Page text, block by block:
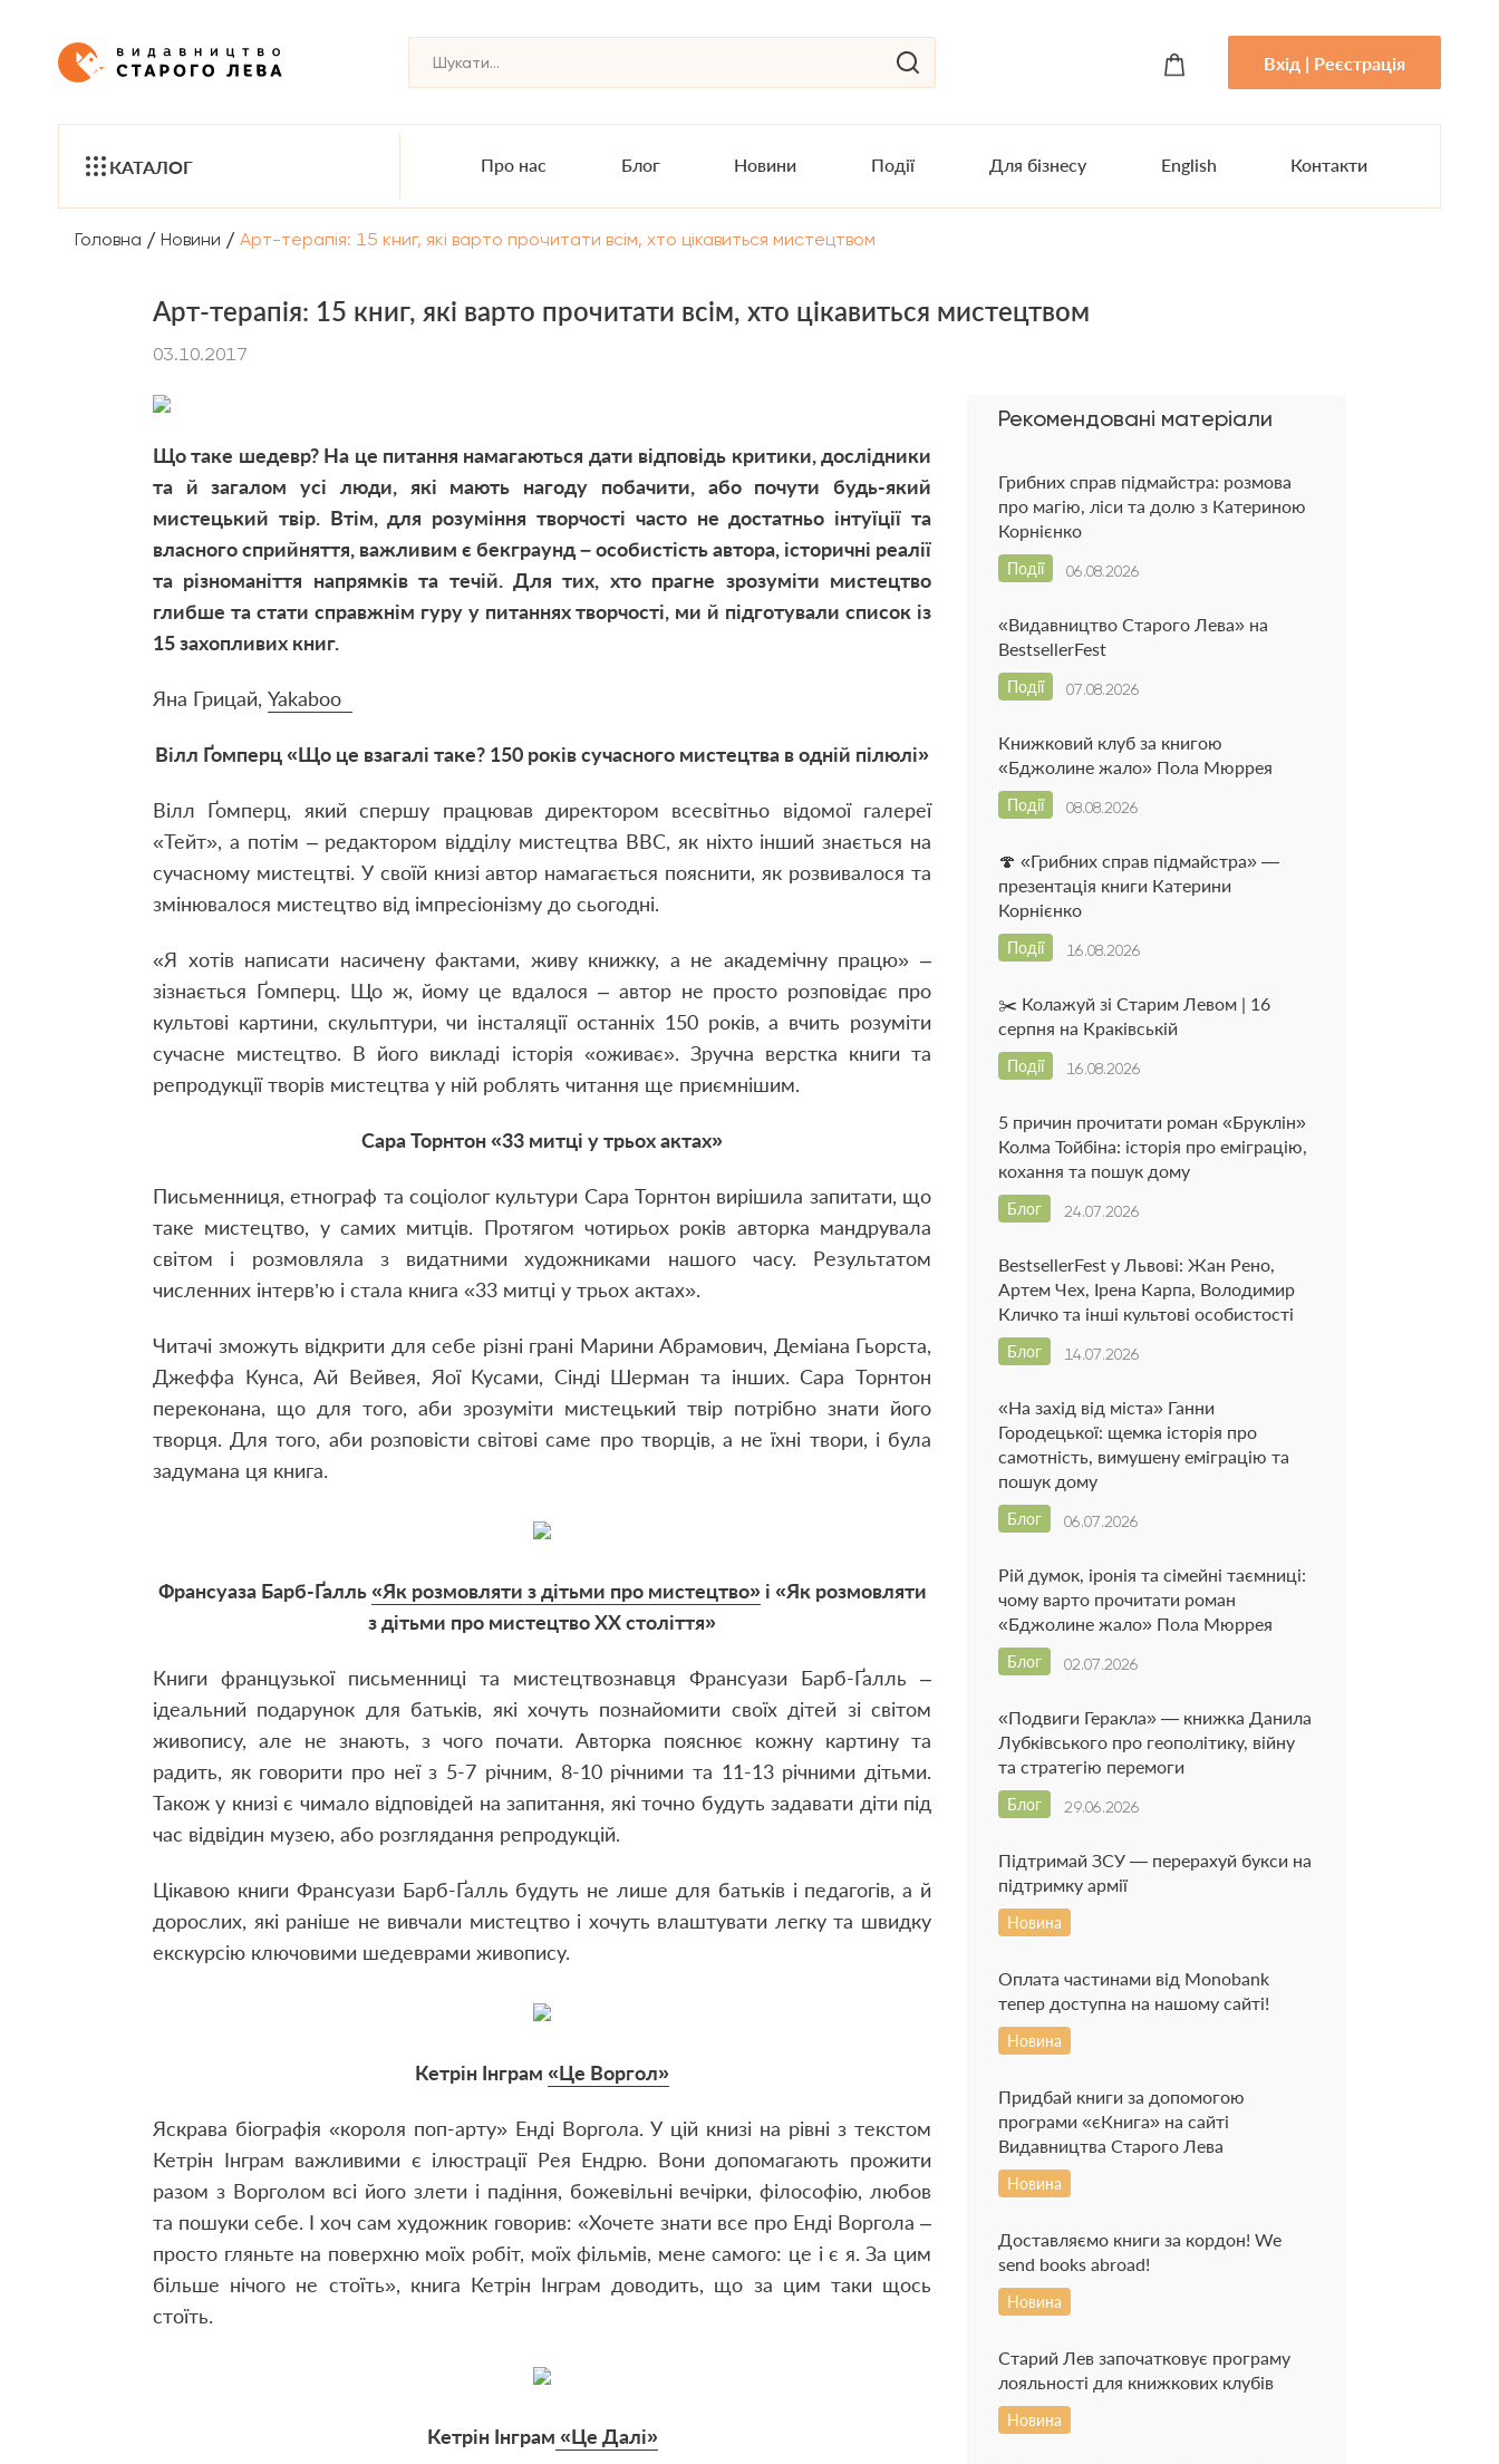
Вхід | Реєстрація
КАТАЛОГ Про нас Блог Новини Події Для бізнесу English Контакти
Головна / Новини / Арт-терапія: 15 книг, які варто прочитати всім, хто цікавиться мистецтвом
Арт-терапія: 15 книг, які варто прочитати всім, хто цікавиться мистецтвом
03.10.2017
Що таке шедевр? На це питання намагаються дати відповідь критики, дослідники
та й загалом усі люди, які мають нагоду побачити, або почути будь-який
мистецький твір. Втім, для розуміння творчості часто не достатньо інтуїції та
власного сприйняття, важливим є бекграунд – особистість автора, історичні реалії
та різноманіття напрямків та течій. Для тих, хто прагне зрозуміти мистецтво
глибше та стати справжнім гуру у питаннях творчості, ми й підготували список із
15 захопливих книг.
Яна Грицай, Yakaboo
Вілл Ґомперц «Що це взагалі таке? 150 років сучасного мистецтва в одній пілюлі»
Вілл Ґомперц, який спершу працював директором всесвітньо відомої галереї
«Тейт», а потім – редактором відділу мистецтва ВВС, як ніхто інший знається на
сучасному мистецтві. У своїй книзі автор намагається пояснити, як розвивалося та
змінювалося мистецтво від імпресіонізму до сьогодні.
«Я хотів написати насичену фактами, живу книжку, а не академічну працю» –
зізнається Ґомперц. Що ж, йому це вдалося – автор не просто розповідає про
культові картини, скульптури, чи інсталяції останніх 150 років, а вчить розуміти
сучасне мистецтво. В його викладі історія «оживає». Зручна верстка книги та
репродукції творів мистецтва у ній роблять читання ще приємнішим.
Сара Торнтон «33 митці у трьох актах»
Письменниця, етнограф та соціолог культури Сара Торнтон вирішила запитати, що
таке мистецтво, у самих митців. Протягом чотирьох років авторка мандрувала
світом і розмовляла з видатними художниками нашого часу. Результатом
численних інтерв’ю і стала книга «33 митці у трьох актах».
Читачі зможуть відкрити для себе різні грані Марини Абрамович, Деміана Гьорста,
Джеффа Кунса, Ай Вейвея, Яої Кусами, Сінді Шерман та інших. Сара Торнтон
переконана, що для того, аби зрозуміти мистецький твір потрібно знати його
творця. Для того, аби розповісти світові саме про творців, а не їхні твори, і була
задумана ця книга.
Франсуаза Барб-Ґалль«Як розмовляти з дітьми про мистецтво»і «Як розмовляти
з дітьми про мистецтво ХХ століття»
Книги французької письменниці та мистецтвознавця Франсуази Барб-Ґалль –
ідеальний подарунок для батьків, які хочуть познайомити своїх дітей зі світом
живопису, але не знають, з чого почати. Авторка пояснює кожну картину та
радить, як говорити про неї з 5-7 річним, 8-10 річними та 11-13 річними дітьми.
Також у книзі є чимало відповідей на запитання, які точно будуть задавати діти під
час відвідин музею, або розглядання репродукцій.
Цікавою книги Франсуази Барб-Ґалль будуть не лише для батьків і педагогів, а й
дорослих, які раніше не вивчали мистецтво і хочуть влаштувати легку та швидку
екскурсію ключовими шедеврами живопису.
Кетрін Інграм «Це Воргол»
Яскрава біографія «короля поп-арту» Енді Воргола. У цій книзі на рівні з текстом
Кетрін Інграм важливими є ілюстрації Рея Ендрю. Вони допомагають прожити
разом з Ворголом всі його злети і падіння, божевільні вечірки, філософію, любов
та пошуки себе. І хоч сам художник говорив: «Хочете знати все про Енді Воргола –
просто гляньте на поверхню моїх робіт, моїх фільмів, мене самого: це і є я. За цим
більше нічого не стоїть», книга Кетрін Інграм доводить, що за цим таки щось
стоїть.
Кетрін Інграм «Це Далі»
Рекомендовані матеріали
Грибних справ підмайстра: розмова
про магію, ліси та долю з Катериною
Корнієнко
06.08.2026
Події
«Видавництво Старого Лева» на
BestsellerFest
07.08.2026
Події
Книжковий клуб за книгою
«Бджолине жало» Пола Мюррея
08.08.2026
Події
🍄 «Грибних справ підмайстра» —
презентація книги Катерини
Корнієнко
16.08.2026
Події
✂️ Колажуй зі Старим Левом | 16
серпня на Краківській
16.08.2026
Події
5 причин прочитати роман «Бруклін»
Колма Тойбіна: історія про еміграцію,
кохання та пошук дому
24.07.2026
Блог
BestsellerFest у Львові: Жан Рено,
Артем Чех, Ірена Карпа, Володимир
Кличко та інші культові особистості
14.07.2026
Блог
«На захід від міста» Ганни
Городецької: щемка історія про
самотність, вимушену еміграцію та
пошук дому
06.07.2026
Блог
Рій думок, іронія та сімейні таємниці:
чому варто прочитати роман
«Бджолине жало» Пола Мюррея
02.07.2026
Блог
«Подвиги Геракла» — книжка Данила
Лубківського про геополітику, війну
та стратегію перемоги
29.06.2026
Блог
Підтримай ЗСУ — перерахуй букси на
підтримку армії
Новина
Оплата частинами від Monobank
тепер доступна на нашому сайті!
Новина
Придбай книги за допомогою
програми «єКнига» на сайті
Видавництва Старого Лева
Новина
Доставляємо книги за кордон! We
send books abroad!
Новина
Старий Лев започатковує програму
лояльності для книжкових клубів
Новина